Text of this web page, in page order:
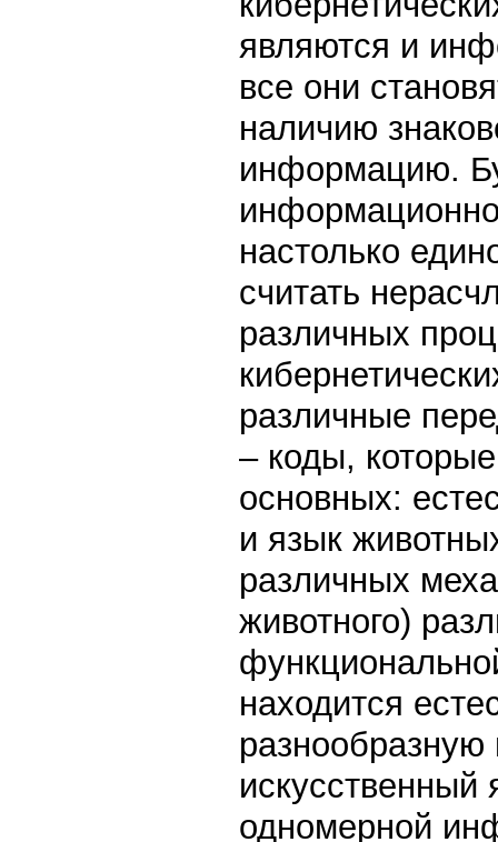
являются и
все они
наличию
информацию.
настолько
считать
различных
различные
– коды,
основных:
и язык
различных
животного)
находится
искусственный
одномерной